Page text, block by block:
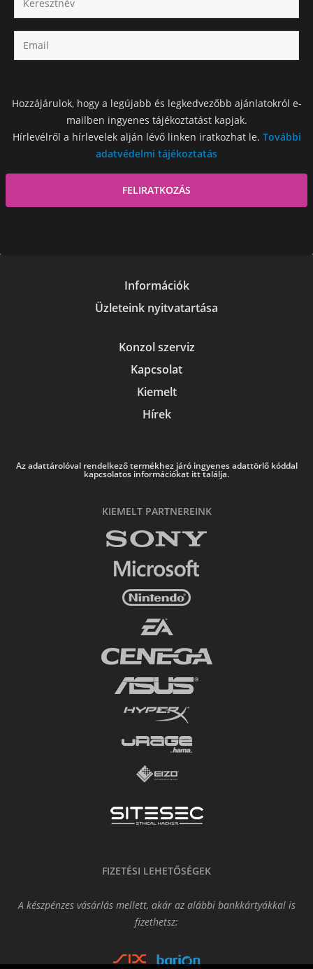
Hozzájárulok, hogy a legújabb és legkedvezőbb ajánlatokról e-
mailben ingyenes tájékoztatást kapjak.
Hírlevélről a hírlevelek alján lévő linken iratkozhat le. További
adatvédelmi tájékoztatás
Információk
Üzleteink nyitvatartása
Konzol szerviz
Kapcsolat
Kiemelt
Hírek
Az adattárolóval rendelkező termékhez járó ingyenes adattörlő kóddal
kapcsolatos információkat itt találja.
KIEMELT PARTNEREINK
FIZETÉSI LEHETŐSÉGEK
A készpénzes vásárlás mellett, akár az alábbi bankkártyákkal is
fizethetsz: